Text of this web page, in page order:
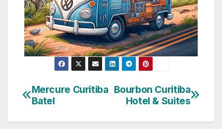
Navegação
Bourbon Curitiba
Hotel & Suites
Mercure Curitiba
Batel